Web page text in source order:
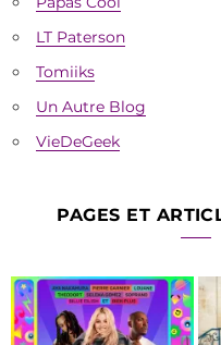
LT Paterson
Tomiiks
Un Autre Blog
VieDeGeek
PAGES ET